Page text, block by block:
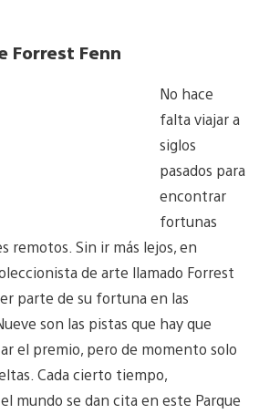
Forrest Fenn
No hace
falta viajar a
siglos
pasados para
encontrar
fortunas
remotos. Sin ir más lejos, en
de arte llamado Forrest
parte de su fortuna en las
son las pistas que hay que
el premio, pero de momento solo
Cada cierto tiempo,
mundo se dan cita en este Parque